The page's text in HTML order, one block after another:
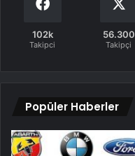
102k
Takipci
56.300
Takipçi
Popüler Haberler